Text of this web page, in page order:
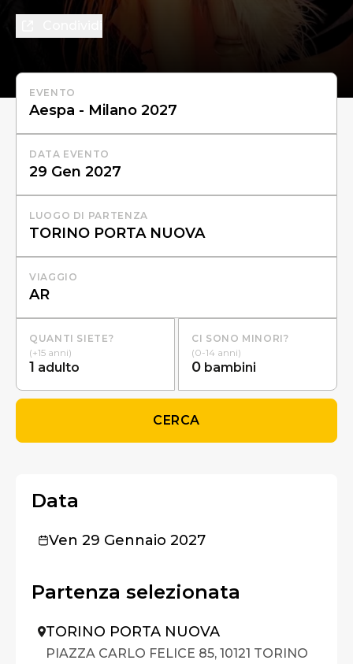
EVENTO
DATA EVENTO
LUOGO DI PARTENZA
VIAGGIO
QUANTI SIETE?
(+15 anni)
1 adulto
CI SONO MINORI?
(0-14 anni)
0 bambini
CERCA
Data
Ven 29 Gennaio 2027
Partenza selezionata
TORINO PORTA NUOVA
PIAZZA CARLO FELICE 85, 10121 TORINO